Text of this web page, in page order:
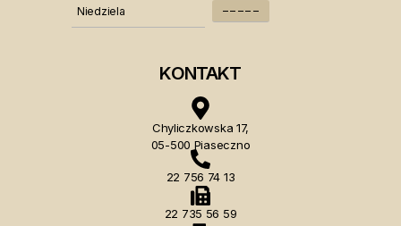
Niedziela – – – – –
KONTAKT
Chyliczkowska 17,
05-500 Piaseczno
22 756 74 13
22 735 56 59